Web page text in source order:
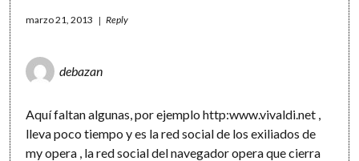
marzo 21, 2013 Reply
debazan
Aquí faltan algunas, por ejemplo http:www.vivaldi.net ,
lleva poco tiempo y es la red social de los exiliados de
my opera , la red social del navegador opera que cierra